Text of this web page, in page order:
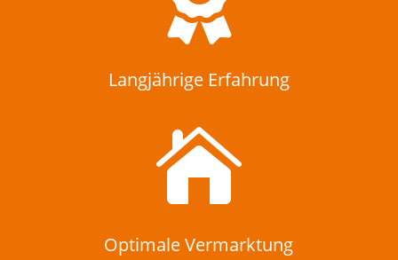
Langjährige Erfahrung

Optimale Vermarktung